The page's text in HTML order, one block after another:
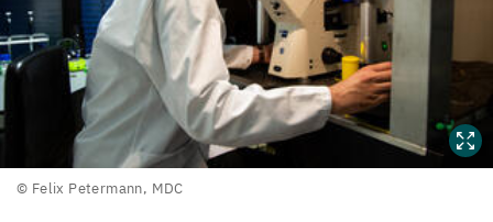
© Felix Petermann, MDC